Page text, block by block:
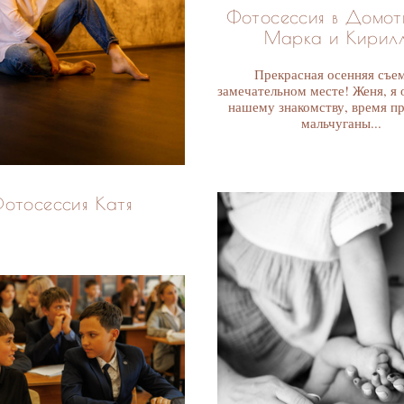
Катя
Фотосессия в
Марка и
Прекрасная осенняя
замечательном месте! Женя, я
нашему знакомству, время
мальчуганы...